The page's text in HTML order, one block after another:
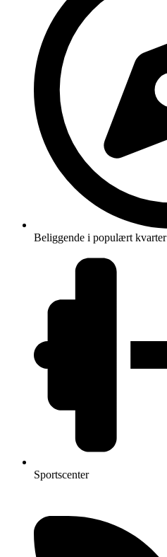
Beliggende i populært kvarter
Sportscenter